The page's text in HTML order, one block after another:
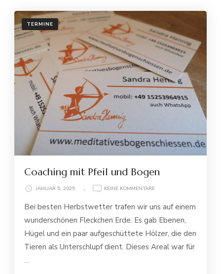
TERMINE
Coaching mit Pfeil und Bogen
JANUAR 5, 2025 KEINE KOMMENTAREZU
MIT
UND
BOGEN
Bei besten Herbstwetter trafen wir uns auf einem
wunderschönen Fleckchen Erde. Es gab Ebenen,
Hügel und ein paar aufgeschüttete Hölzer, die den
Tieren als Unterschlupf dient. Dieses Areal war für
…